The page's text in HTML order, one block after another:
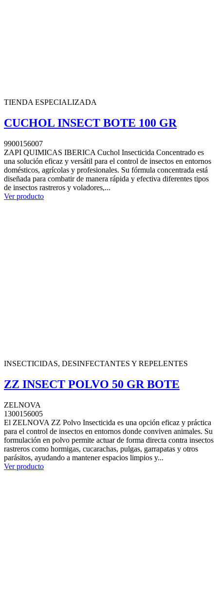
TIENDA ESPECIALIZADA
CUCHOL INSECT BOTE 100 GR
9900156007
ZAPI QUIMICAS IBERICA Cuchol Insecticida Concentrado es
una solución eficaz y versátil para el control de insectos en entornos
domésticos, agrícolas y profesionales. Su fórmula concentrada está
diseñada para combatir de manera rápida y efectiva diferentes tipos
de insectos rastreros y voladores,...
Ver producto
INSECTICIDAS, DESINFECTANTES Y REPELENTES
ZZ INSECT POLVO 50 GR BOTE
ZELNOVA
1300156005
El ZELNOVA ZZ Polvo Insecticida es una opción eficaz y práctica
para el control de insectos en entornos donde conviven animales. Su
formulación en polvo permite actuar de forma directa contra insectos
rastreros como hormigas, cucarachas, pulgas, garrapatas y otros
parásitos, ayudando a mantener espacios limpios y...
Ver producto